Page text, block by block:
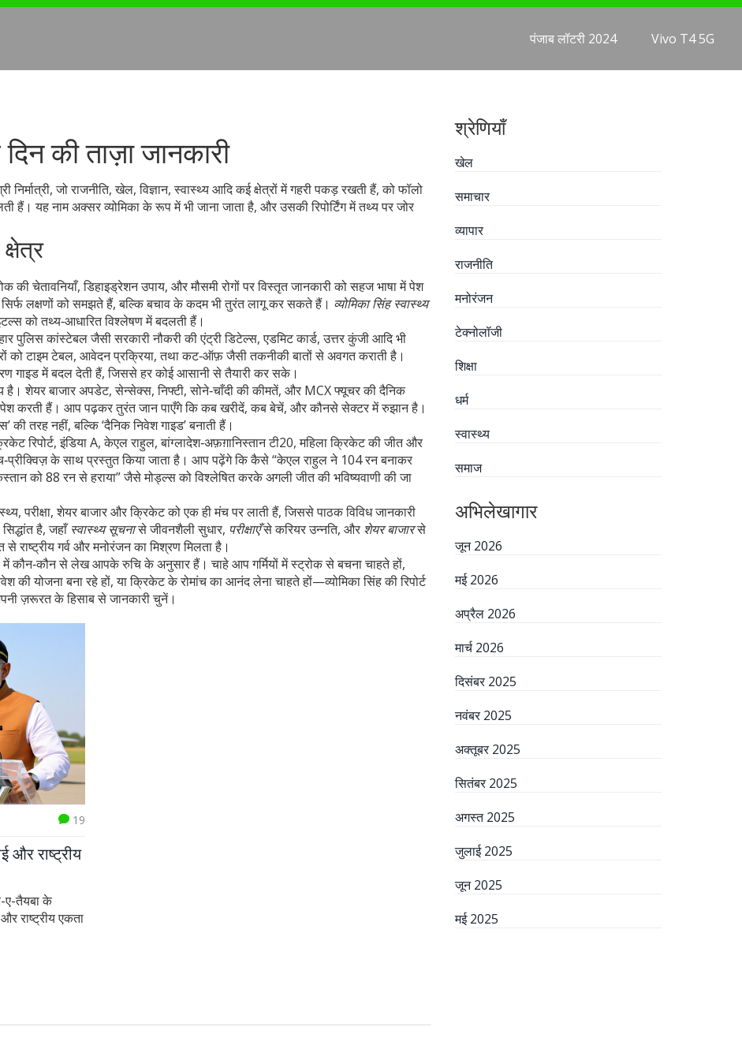
पंजाब लॉटरी 2024 Vivo T4 5G
की ताज़ा जानकारी
जो राजनीति, खेल, विज्ञान, स्वास्थ्य आदि कई क्षेत्रों में गहरी पकड़ रखती हैं, को फॉलो
हैं। यह नाम अक्सरव्योमिकाके रूप में भी जाना जाता है, और उसकी रिपोर्टिंग में तथ्य पर जोर
की चेतावनियाँ, डिहाइड्रेशन उपाय, और मौसमी रोगों पर विस्तृत जानकारीको सहज भाषा में पेश
लक्षणों को समझते हैं, बल्कि बचाव के कदम भी तुरंत लागू कर सकते हैं। व्योमिका सिंह स्वास्थ्य
को तथ्य‑आधारित विश्लेषण में बदलती हैं।
पुलिस कांस्टेबल जैसी सरकारी नौकरी की एंट्री डिटेल्स, एडमिट कार्ड, उत्तर कुंजी आदिभी
को टाइम टेबल, आवेदन प्रक्रिया, तथा कट‑ऑफ़ जैसी तकनीकी बातों से अवगत कराती है।
गाइड में बदल देती हैं, जिससे हर कोई आसानी से तैयारी कर सके।
है।शेयर बाजार अपडेट,सेन्सेक्स, निफ्टी, सोने‑चाँदी की कीमतें, और MCX फ्यूचर की दैनिक
पेश करती हैं। आप पढ़कर तुरंत जान पाएँगे कि कब खरीदें, कब बेचें, और कौनसे सेक्टर में रुझान है।
की तरह नहीं, बल्कि ‘दैनिक निवेश गाइड’ बनाती हैं।
रिपोर्ट,इंडिया A, केएल राहुल, बांग्लादेश‑अफ़ग़ानिस्तान टी20, महिला क्रिकेट की जीत और
के साथ प्रस्तुत किया जाता है। आप पढ़ेंगे कि कैसे “केएल राहुल ने 104 रन बनाकर
को 88 रन से हराया” जैसे मोड्ल्स को विश्लेषित करके अगली जीत की भविष्यवाणी की जा
परीक्षा, शेयर बाजार और क्रिकेट को एक ही मंच पर लाती हैं, जिससे पाठक विविध जानकारी
है, जहाँ स्वास्थ्य सूचनासे जीवनशैली सुधार, परीक्षाएँसे करियर उन्नति, और शेयर बाजारसे
राष्ट्रीय गर्व और मनोरंजन का मिश्रण मिलता है।
कौन‑कौन से लेख आपके रुचि के अनुसार हैं। चाहे आप गर्मियों में स्ट्रोक से बचना चाहते हों,
की योजना बना रहे हों, या क्रिकेट के रोमांच का आनंद लेना चाहते हों—व्योमिका सिंह की रिपोर्ट
ज़रूरत के हिसाब से जानकारी चुनें।
19
और राष्ट्रीय
ए-तैयबा के
राष्ट्रीय एकता
श्रेणियाँ
खेल
समाचार
व्यापार
राजनीति
मनोरंजन
टेक्नोलॉजी
शिक्षा
धर्म
स्वास्थ्य
समाज
अभिलेखागार
जून 2026
मई 2026
अप्रैल 2026
मार्च 2026
दिसंबर 2025
नवंबर 2025
अक्तूबर 2025
सितंबर 2025
अगस्त 2025
जुलाई 2025
जून 2025
मई 2025